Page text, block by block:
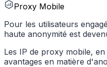
Proxy Mobile
Pour les utilisateurs
haute anonymité est
Les IP de proxy mobile,
avantages en matière